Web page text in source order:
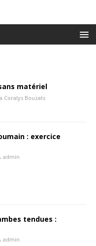
matériel
Coralys Bouzats
: exercice
admin
tendues :
admin